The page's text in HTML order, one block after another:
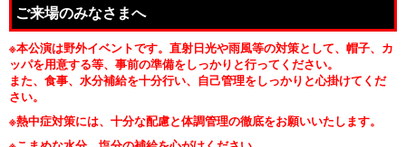
ご来場のみなさまへ
※本公演は野外イベントです。直射日光や雨風等の対策として、帽子、カ
ッパを用意する等、事前の準備をしっかりと行ってください。
また、食事、水分補給を十分行い、自己管理をしっかりと心掛けてくだ
さい。
※熱中症対策には、十分な配慮と体調管理の徹底をお願いいたします。